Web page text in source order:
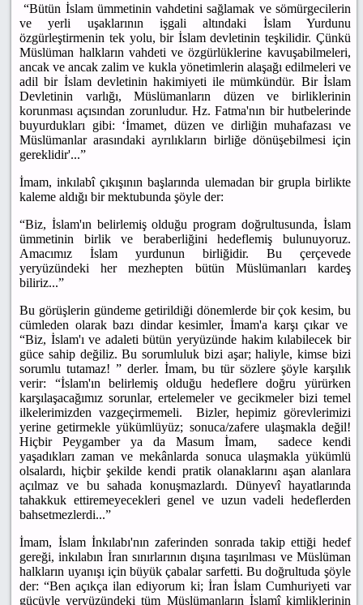
“Bütün İslam ümmetinin vahdetini sağlamak ve sömürgecilerin
ve yerli uşaklarının işgali altındaki İslam Yurdunu
özgürleştirmenin tek yolu, bir İslam devletinin teşkilidir. Çünkü
Müslüman halkların vahdeti ve özgürlüklerine kavuşabilmeleri,
ancak ve ancak zalim ve kukla yönetimlerin alaşağı edilmeleri ve
adil bir İslam devletinin hakimiyeti ile mümkündür. Bir İslam
Devletinin varlığı, Müslümanların düzen ve birliklerinin
korunması açısından zorunludur. Hz. Fatma'nın bir hutbelerinde
buyurdukları gibi: ‘İmamet, düzen ve dirliğin muhafazası ve
Müslümanlar arasındaki ayrılıkların birliğe dönüşebilmesi için
gereklidir'...”
İmam, inkılabî çıkışının başlarında ulemadan bir grupla birlikte
kaleme aldığı bir mektubunda şöyle der:
“Biz, İslam'ın belirlemiş olduğu program doğrultusunda, İslam
ümmetinin birlik ve beraberliğini hedeflemiş bulunuyoruz.
Amacımız İslam yurdunun birliğidir. Bu çerçevede
yeryüzündeki her mezhepten bütün Müslümanları kardeş
biliriz...”
Bu görüşlerin gündeme getirildiği dönemlerde bir çok kesim, bu
cümleden olarak bazı dindar kesimler, İmam'a karşı çıkar ve
“Biz, İslam'ı ve adaleti bütün yeryüzünde hakim kılabilecek bir
güce sahip değiliz. Bu sorumluluk bizi aşar; haliyle, kimse bizi
sorumlu tutamaz! ” derler. İmam, bu tür sözlere şöyle karşılık
verir: “İslam'ın belirlemiş olduğu hedeflere doğru yürürken
karşılaşacağımız sorunlar, ertelemeler ve gecikmeler bizi temel
ilkelerimizden vazgeçirmemeli. Bizler, hepimiz görevlerimizi
yerine getirmekle yükümlüyüz; sonuca/zafere ulaşmakla değil!
Hiçbir Peygamber ya da Masum İmam, sadece kendi
yaşadıkları zaman ve mekânlarda sonuca ulaşmakla yükümlü
olsalardı, hiçbir şekilde kendi pratik olanaklarını aşan alanlara
açılmaz ve bu sahada konuşmazlardı. Dünyevî hayatlarında
tahakkuk ettiremeyecekleri genel ve uzun vadeli hedeflerden
bahsetmezlerdi...”
İmam, İslam İnkılabı'nın zaferinden sonrada takip ettiği hedef
gereği, inkılabın İran sınırlarının dışına taşırılması ve Müslüman
halkların uyanışı için büyük çabalar sarfetti. Bu doğrultuda şöyle
der: “Ben açıkça ilan ediyorum ki; İran İslam Cumhuriyeti var
gücüyle yeryüzündeki tüm Müslümanların İslamî kimliklerinin